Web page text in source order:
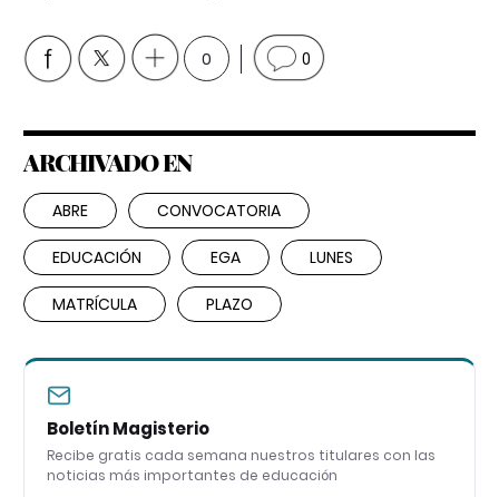
0 0
ARCHIVADO EN
ABRE CONVOCATORIA
EDUCACIÓN EGA LUNES
MATRÍCULA PLAZO
Boletín Magisterio
Recibe gratis cada semana nuestros titulares con las
noticias más importantes de educación